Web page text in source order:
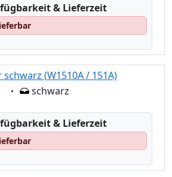
& Lieferzeit
schwarz (W1510A / 151A)
Eigenschaft:
schwarz
& Lieferzeit